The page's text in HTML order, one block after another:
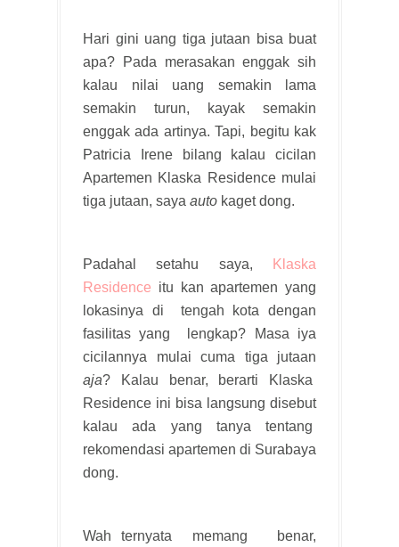
Hari gini uang tiga jutaan bisa buat
apa? Pada merasakan enggak sih
kalau nilai uang semakin lama
semakin turun, kayak semakin
enggak ada artinya. Tapi, begitu kak
Patricia Irene bilang kalau cicilan
Apartemen Klaska Residence mulai
tiga jutaan, saya auto kaget dong.
Padahal setahu saya,
Klaska
Residence itu kan apartemen yang
lokasinya di tengah kota dengan
fasilitas yang lengkap? Masa iya
cicilannya mulai cuma tiga jutaan
aja? Kalau benar, berarti Klaska
Residence ini bisa langsung disebut
kalau ada yang tanya tentang
rekomendasi apartemen di Surabaya
dong.
Wah ternyata memang benar,